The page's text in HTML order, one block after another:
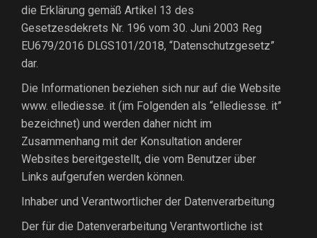
die Erklärung gemäß Artikel 13 des
Gesetzesdekrets Nr. 196 vom 30. Juni 2003 Reg
EU679/2016 DLGS101/2018, “Datenschutzgesetz”
dar.
Die Informationen beziehen sich nur auf die Website
www. ellediesse. it (im Folgenden als “ellediesse. it”
bezeichnet) und werden daher nicht im
Zusammenhang mit der Konsultation anderer
Websites bereitgestellt, die vom Benutzer über
Links aufgerufen werden können.
Inhaber und Verantwortlicher der Datenverarbeitung
Der für die Datenverarbeitung Verantwortliche ist